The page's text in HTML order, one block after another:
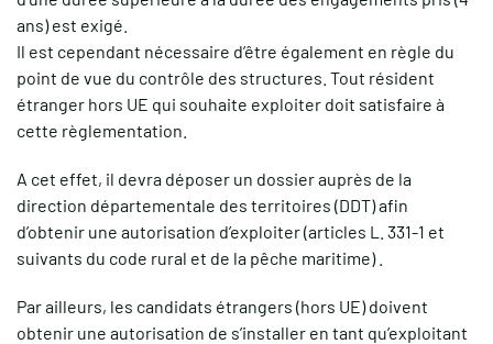
ans) est exigé.
Il est cependant nécessaire d’être également en règle du
point de vue du contrôle des structures. Tout résident
étranger hors UE qui souhaite exploiter doit satisfaire à
cette règlementation.
A cet effet, il devra déposer un dossier auprès de la
direction départementale des territoires (DDT) afin
d’obtenir une autorisation d’exploiter (articles L. 331-1 et
suivants du code rural et de la pêche maritime) .
Par ailleurs, les candidats étrangers (hors UE) doivent
obtenir une autorisation de s’installer en tant qu’exploitant